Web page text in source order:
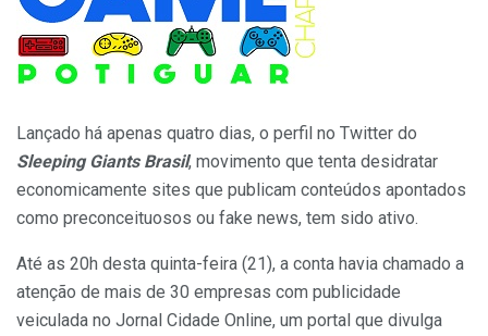
Lançado há apenas quatro dias, o perfil no Twitter do
Sleeping Giants Brasil, movimento que tenta desidratar
economicamente sites que publicam conteúdos apontados
como preconceituosos ou fake news, tem sido ativo.
Até as 20h desta quinta-feira (21), a conta havia chamado a
atenção de mais de 30 empresas com publicidade
veiculada no Jornal Cidade Online, um portal que divulga